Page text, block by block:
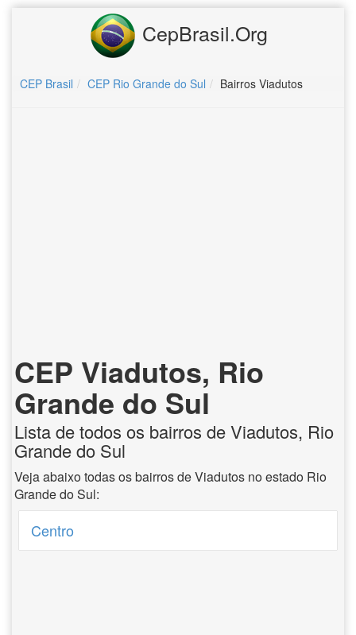
CepBrasil.Org
CEP Brasil CEP Rio Grande do Sul Bairros Viadutos
CEP Viadutos, Rio
Grande do Sul
Lista de todos os bairros de Viadutos, Rio
Grande do Sul
Veja abaixo todas os bairros de Viadutos no estado Rio
Grande do Sul:
Centro